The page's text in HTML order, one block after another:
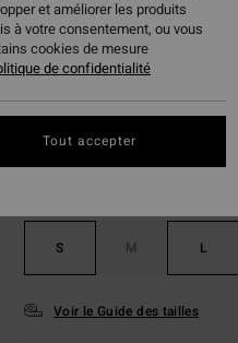
VENTE FLASH 25% EXTRA
CouleurChino
S M L
Voir le Guide des tailles
et améliorer les produits
à votre consentement, ou vous
cookies de mesure
de confidentialité
Tout accepter